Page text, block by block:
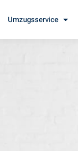
Umzugsservice